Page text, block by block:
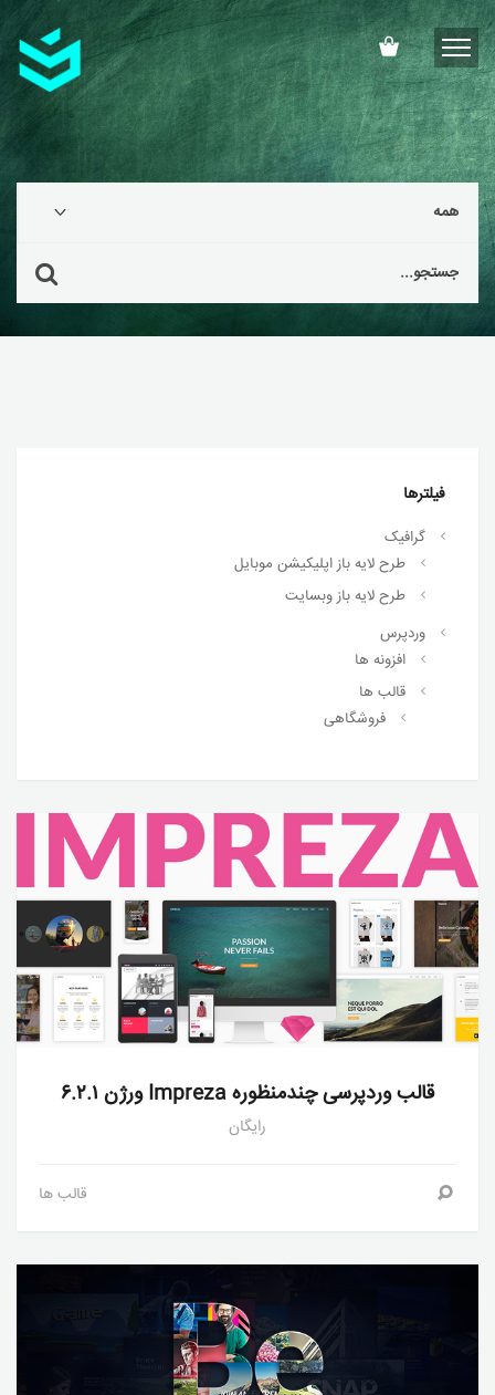
فیلترها
گرافیک
طرح لایه باز اپلیکیشن موبایل
طرح لایه باز وبسایت
وردپرس
افزونه ها
قالب ها
فروشگاهی
قالب وردپرسی چندمنظوره Impreza ورژن ۶.۲.۱
رایگان
قالب ها